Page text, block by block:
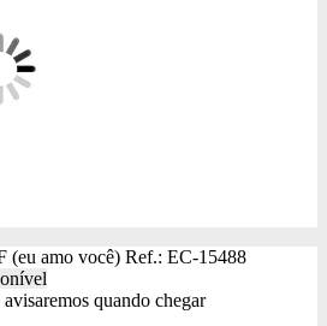
(eu amo você) Ref.: EC-15488
quando chegar